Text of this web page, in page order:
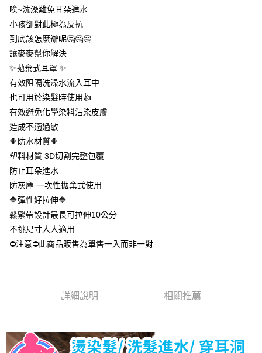
AFTEE先享後付是「在收到商品之後才付款」的支付方式。 讓您購物簡單
便利好安心！
１．簡單：不需註冊會員、不需綁卡、不需儲值。
２．便利：只要手機號碼，簡訊認證，即可結帳。
【「AFTEE先享後付」結帳流程】
１．於結帳方式選擇「AFTEE先享後付」後，將跳轉至「AFTEE先享後付」
結帳頁面，進行簡訊認證並確認金額後，即可完成結帳。
２．訂單成立數日內，您將收到繳費通知簡訊。
３．收到繳費通知簡訊後14天內，點擊此簡訊中的連結，可透過四大超商／
ATM／網路銀行／等多元方式進行付款，方視為交易完成。
※ 請注意：結帳手續完成當下不需立刻繳費，但若您需要取消訂單，請聯絡
購買商品的店家。未經商家同意取消之訂單仍視為有效，需透過AFTEE先享
後付繳納相關費用。
是否繳費成功／繳費後需取消欲退款等相關疑問，請聯繫「AFTEE先享後付
客戶支援中心」https://netprotections.freshdesk.com/support/home
【注意事項】
１．透過由恩沛科技股份有限公司提供之「AFTEE先享後付」服務完成之交
易，需依本服務之必要範圍內提供個人資料，並將交易相關給付款項請求債
２．關於個人資料處理事宜，請瀏覽以下網址：
４．使用「AFTEE先享後付」時，將依據個別帳號之用戶狀況，依本公司即
５．嚴禁一人註冊多個帳號或使用他人資訊註冊。若發現惡意使用之情形，
恩沛科技股份有限公司將有權停止該用戶之使用額度並採取法律行動。
全家取貨付款
每筆NT$60，滿NT$399(含以上)免運費
付款後全家取貨
每筆NT$60，滿NT$399(含以上)免運費
7-11取貨付款
每筆NT$60，滿NT$399(含以上)免運費
每筆NT$60，滿NT$399(含以上)免運費
宅配
每筆NT$65，滿NT$99(含以上)免運費
唉~洗澡難免耳朵進水
小孩卻對此極為反抗
到底該怎麼辦呢🤔🤔🤔
讓麥麥幫你解決
✨拋棄式耳罩 ✨
有效阻隔洗澡水流入耳中
也可用於染髮時使用👍
有效避免化學染料沾染皮膚
造成不適過敏
🔶防水材質🔶
塑料材質 3D切割完整包覆
防止耳朵進水
防灰塵 一次性拋棄式使用
🔷彈性好拉伸🔷
鬆緊帶設計最長可拉伸10公分
不挑尺寸人人適用
⛔注意⛔此商品販售為單售一入而非一對
詳細說明 相關推薦